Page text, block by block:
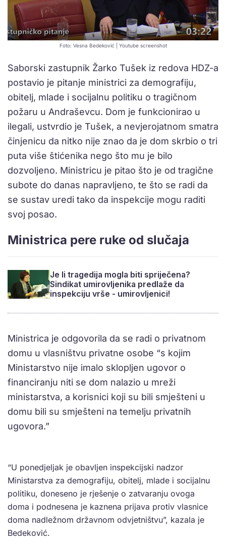
Foto: Vesna Bedeković | Youtube screenshot
Saborski zastupnik Žarko Tušek iz redova HDZ-a
postavio je pitanje ministrici za demografiju,
obitelj, mlade i socijalnu politiku o tragičnom
požaru u Andraševcu. Dom je funkcionirao u
ilegali, ustvrdio je Tušek, a nevjerojatnom smatra
činjenicu da nitko nije znao da je dom skrbio o tri
puta više štićenika nego što mu je bilo
dozvoljeno. Ministricu je pitao što je od tragične
subote do danas napravljeno, te što se radi da
se sustav uredi tako da inspekcije mogu raditi
svoj posao.
Ministrica pere ruke od slučaja
Je li tragedija mogla biti spriječena?
Sindikat umirovljenika predlaže da
inspekciju vrše - umirovljenici!
Ministrica je odgovorila da se radi o privatnom
domu u vlasništvu privatne osobe “s kojim
Ministarstvo nije imalo sklopljen ugovor o
financiranju niti se dom nalazio u mreži
ministarstva, a korisnici koji su bili smješteni u
domu bili su smješteni na temelju privatnih
ugovora.”
“U ponedjeljak je obavljen inspekcijski nadzor
Ministarstva za demografiju, obitelj, mlade i socijalnu
politiku, doneseno je rješenje o zatvaranju ovoga
doma i podnesena je kaznena prijava protiv vlasnice
doma nadležnom državnom odvjetništvu”, kazala je
Bedeković.